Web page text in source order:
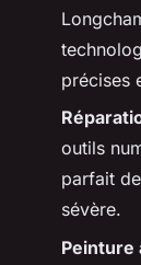
précises
outils
parfait
sévère.
Peinture